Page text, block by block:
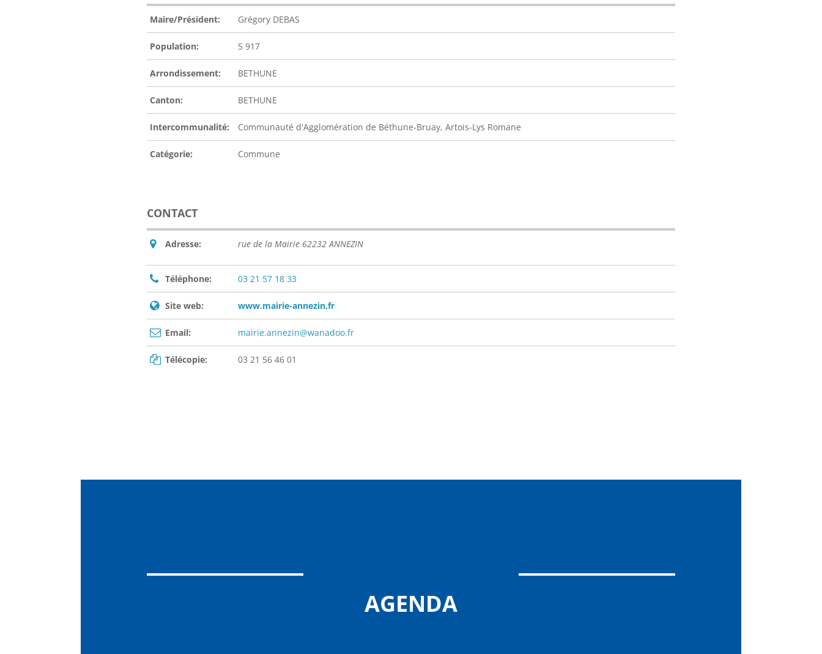
Maire/Président: Grégory DEBAS
Population: 5 917
Arrondissement: BETHUNE
Canton: BETHUNE
Intercommunalité: Communauté d'Agglomération de Béthune-Bruay, Artois-Lys Romane
Catégorie: Commune
CONTACT
Adresse: rue de la Mairie 62232 ANNEZIN
Téléphone: 03 21 57 18 33
Site web: www.mairie-annezin.fr
Email: mairie.annezin@wanadoo.fr
Télécopie: 03 21 56 46 01
AGENDA